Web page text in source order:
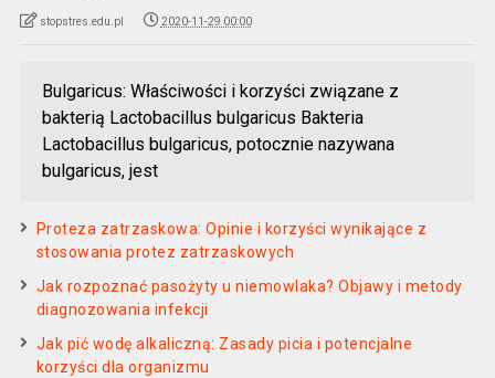
stopstres.edu.pl 2020-11-29 00:00
Bulgaricus: Właściwości i korzyści związane z
bakterią Lactobacillus bulgaricus Bakteria
Lactobacillus bulgaricus, potocznie nazywana
bulgaricus, jest
Proteza zatrzaskowa: Opinie i korzyści wynikające z
stosowania protez zatrzaskowych
Jak rozpoznać pasożyty u niemowlaka? Objawy i metody
diagnozowania infekcji
Jak pić wodę alkaliczną: Zasady picia i potencjalne
korzyści dla organizmu